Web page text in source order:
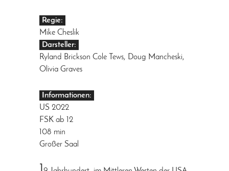
Regie:
Mike Cheslik
Darsteller:
Ryland Brickson Cole Tews, Doug Mancheski,
Olivia Graves
Informationen:
US 2022
FSK ab 12
108 min
Großer Saal